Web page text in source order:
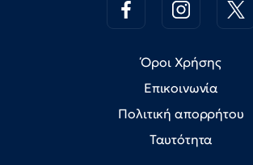
Όροι Χρήσης
Επικοινωνία
Πολιτική απορρήτου
Ταυτότητα